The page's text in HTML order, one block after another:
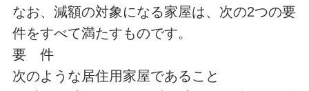
なお、減額の対象になる家屋は、次の2つの要
件をすべて満たすものです。
要 件
次のような居住用家屋であること